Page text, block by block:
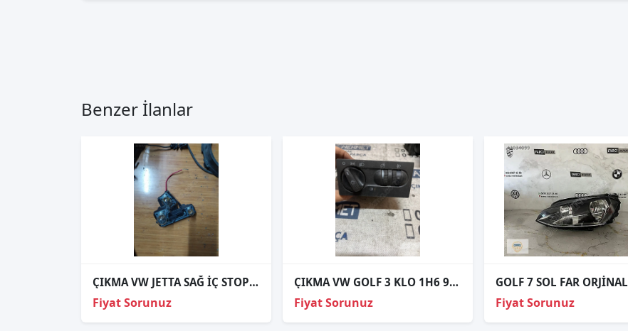
Benzer İlanlar
ÇIKMA VW JETTA SAĞ İÇ STOP DUYU 2012-2017 5C6945260
Fiyat Sorunuz
ÇIKMA VW GOLF 3 KLO 1H6 941 531 N 1H6941531N FAR ANAHTARI
Fiyat Sorunuz
GOLF 7 SOL FAR ORJİNAL
Fiyat Sorunuz